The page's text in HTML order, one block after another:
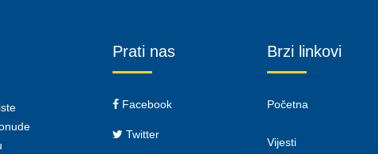
Prati nas
Facebook
Twitter
Brzi linkovi
Početna
Vijesti